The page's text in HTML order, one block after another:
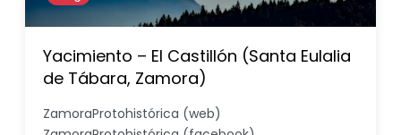
Yacimiento – El Castillón (Santa Eulalia
de Tábara, Zamora)
ZamoraProtohistórica (web)